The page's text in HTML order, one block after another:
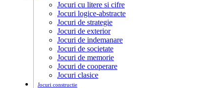
Jocuri cu litere si cifre
Jocuri logice-abstracte
Jocuri de strategie
Jocuri de exterior
Jocuri de indemanare
Jocuri de societate
Jocuri de memorie
Jocuri de cooperare
Jocuri clasice
Jocuri constructie